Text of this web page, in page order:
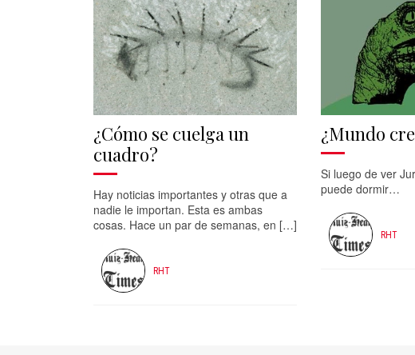
¿Cómo se cuelga un
cuadro?
Hay noticias importantes y otras que a
nadie le importan. Esta es ambas
cosas. Hace un par de semanas, en […]
RHT
¿Mundo
Si luego de ver
puede dormir…
RHT